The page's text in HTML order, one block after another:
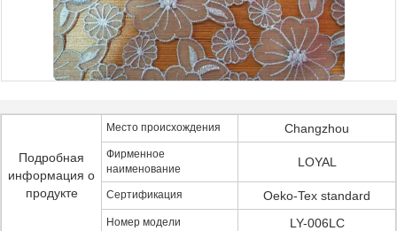
Подробная
информация о
продукте
Место происхождения Changzhou
Фирменное
наименование
LOYAL
Сертификация Oeko-Tex standard
Номер модели LY-006LC